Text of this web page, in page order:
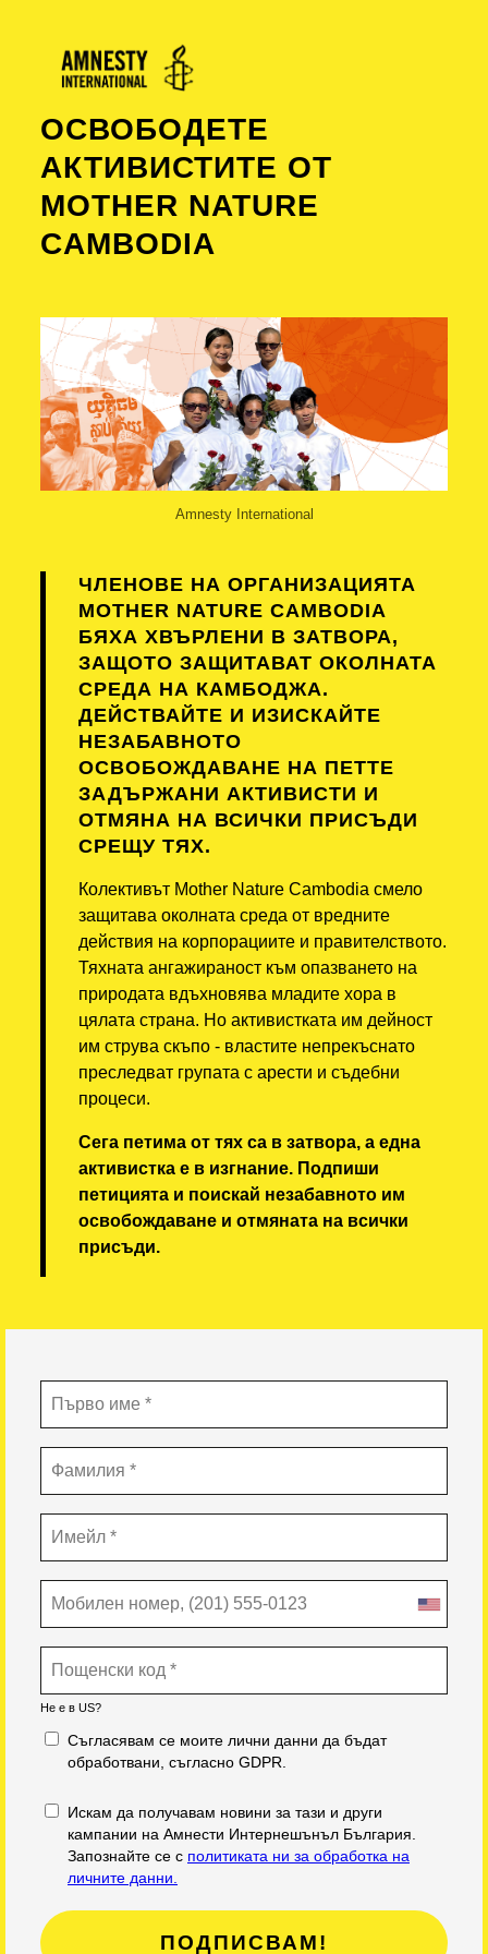
ОСВОБОДЕТЕ
АКТИВИСТИТЕ ОТ
MOTHER NATURE
CAMBODIA
Amnesty International
ЧЛЕНОВЕ НА ОРГАНИЗАЦИЯТА
MOTHER NATURE CAMBODIA
БЯХА ХВЪРЛЕНИ В ЗАТВОРА,
ЗАЩОТО ЗАЩИТАВАТ ОКОЛНАТА
СРЕДА НА КАМБОДЖА.
ДЕЙСТВАЙТЕ И ИЗИСКАЙТЕ
НЕЗАБАВНОТО
ОСВОБОЖДАВАНЕ НА ПЕТТЕ
ЗАДЪРЖАНИ АКТИВИСТИ И
ОТМЯНА НА ВСИЧКИ ПРИСЪДИ
СРЕЩУ ТЯХ.
Колективът Mother Nature Cambodia смело
защитава околната среда от вредните
действия на корпорациите и правителството.
Тяхната ангажираност към опазването на
природата вдъхновява младите хора в
цялата страна. Но активистката им дейност
им струва скъпо - властите непрекъснато
преследват групата с арести и съдебни
процеси.
Сега петима от тях са в затвора, а една
активистка е в изгнание. Подпиши
петицията и поискай незабавното им
освобождаване и отмяната на всички
присъди.
Не е в US?
Съгласявам се моите лични данни да бъдат
обработвани, съгласно GDPR.
Искам да получавам новини за тази и други
кампании на Амнести Интернешънъл България.
Запознайте се с политиката ни за обработка на
личните данни.